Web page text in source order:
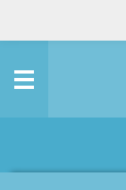
naar
hoofdinhoud